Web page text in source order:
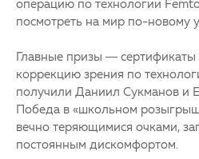
посмотреть на мир по-новому
Главные призы — сертификаты
коррекцию зрения по
получили Даниил Сукманов и
Победа в «школьном
вечно теряющимися очками,
постоянным дискомфортом.